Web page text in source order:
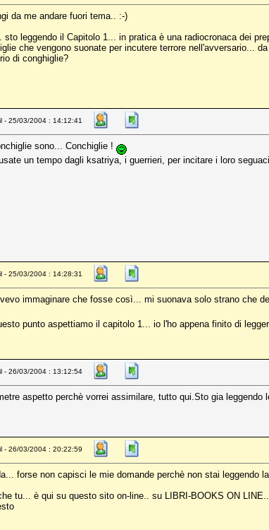
da me andare fuori tema.. :-)
sto leggendo il Capitolo 1... in pratica è una radiocronaca dei
che vengono suonate per incutere terrore nell'avversario...
di conghiglie?
- 25/03/2004 : 14:12:41
sono... Conchiglie !
un tempo dagli ksatriya, i guerrieri, per incitare i loro
- 25/03/2004 : 14:28:31
immaginare che fosse così... mi suonava solo strano che
punto aspettiamo il capitolo 1... io l'ho appena finito di
- 26/03/2004 : 13:12:54
aspetto perchè vorrei assimilare, tutto qui.Sto gia
- 26/03/2004 : 20:22:59
forse non capisci le mie domande perchè non stai
tu... è qui su questo sito on-line.. su LIBRI-BOOKS ON